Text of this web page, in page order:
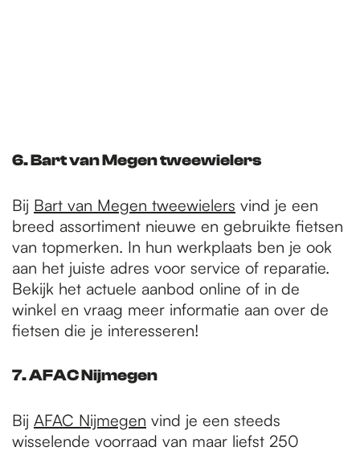
6. Bart van Megen tweewielers
Bij Bart van Megen tweewielers vind je een
breed assortiment nieuwe en gebruikte fietsen
van topmerken. In hun werkplaats ben je ook
aan het juiste adres voor service of reparatie.
Bekijk het actuele aanbod online of in de
winkel en vraag meer informatie aan over de
fietsen die je interesseren!
7. AFAC Nijmegen
Bij AFAC Nijmegen vind je een steeds
wisselende voorraad van maar liefst 250